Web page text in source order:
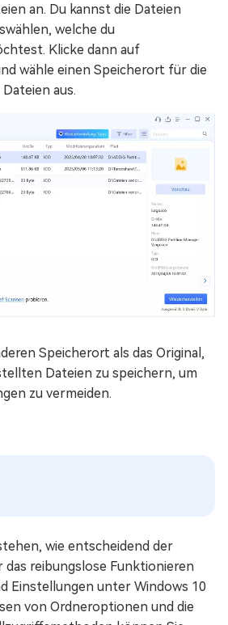
an. Du kannst die Dateien
welche du
Klicke dann auf
wähle einen Speicherort für die
aus.
Speicherort als das Original,
Dateien zu speichern, um
zu vermeiden.
wie entscheidend der
reibungslose Funktionieren
Einstellungen unter Windows 10
von Ordneroptionen und die